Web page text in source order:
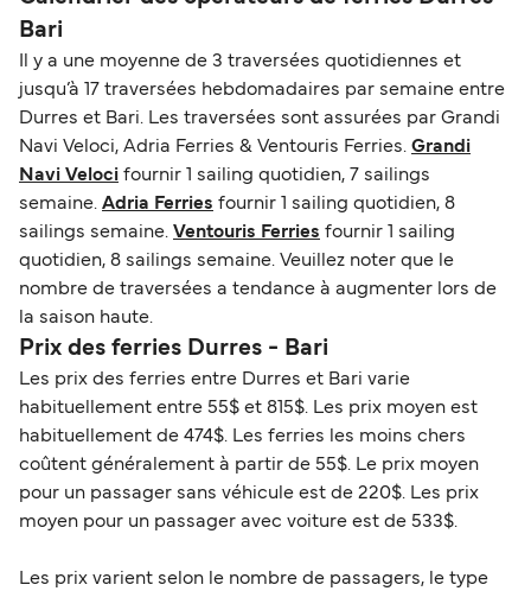
Bari
Il y a une moyenne de 3 traversées quotidiennes et
jusqu’à 17 traversées hebdomadaires par semaine entre
Durres et Bari. Les traversées sont assurées par Grandi
Navi Veloci, Adria Ferries & Ventouris Ferries. Grandi
Navi Veloci fournir 1 sailing quotidien, 7 sailings
semaine. Adria Ferries fournir 1 sailing quotidien, 8
sailings semaine. Ventouris Ferries fournir 1 sailing
quotidien, 8 sailings semaine. Veuillez noter que le
nombre de traversées a tendance à augmenter lors de
la saison haute.
Prix des ferries Durres - Bari
Les prix des ferries entre Durres et Bari varie
habituellement entre 55$ et 815$. Les prix moyen est
habituellement de 474$. Les ferries les moins chers
coûtent généralement à partir de 55$. Le prix moyen
pour un passager sans véhicule est de 220$. Les prix
moyen pour un passager avec voiture est de 533$.
Les prix varient selon le nombre de passagers, le type